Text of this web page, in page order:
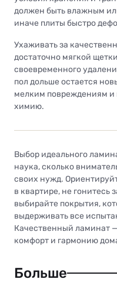
должен быть влажным
иначе плиты быстро
Ухаживать за
достаточно мягкой
своевременного
пол дольше остается
мелким повреждениям и
химию.
Выбор идеального
наука, сколько
своих нужд.
в квартире, не гонитесь
выбирайте покрытия,
выдерживать все
Качественный ламинат
комфорт и гармонию
Больше